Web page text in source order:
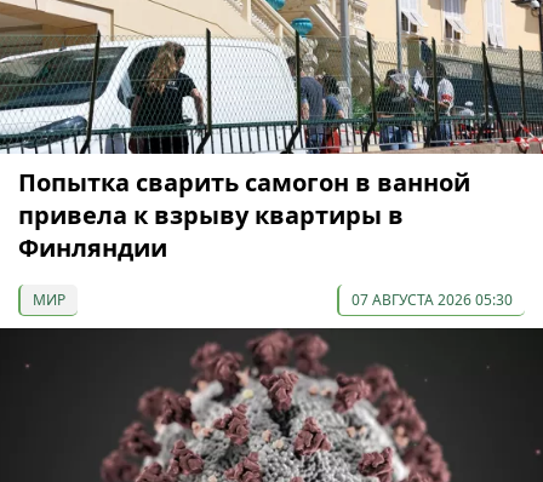
Попытка сварить самогон в ванной
привела к взрыву квартиры в
Финляндии
МИР 07 АВГУСТА 2026 05:30